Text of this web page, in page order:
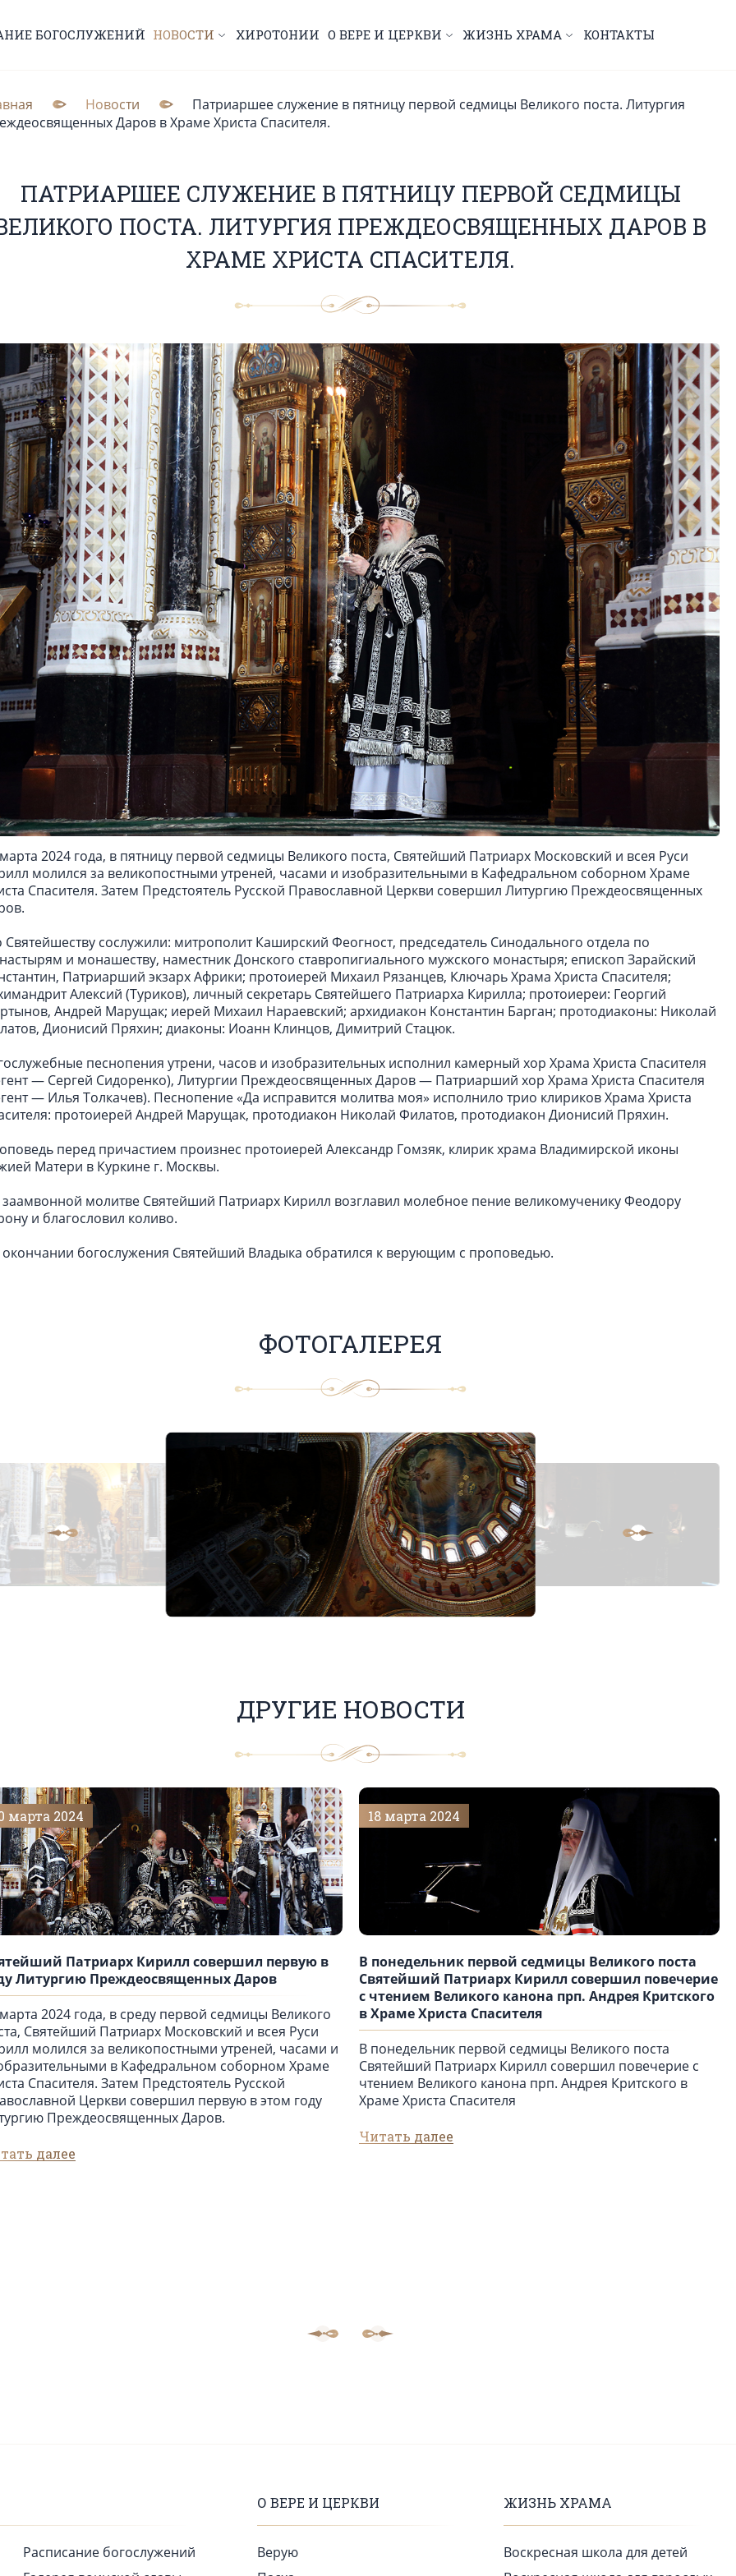
БОГОСЛУЖЕНИЙ НОВОСТИ ХИРОТОНИИ О ВЕРЕ И ЦЕРКВИ ЖИЗНЬ ХРАМА КОНТАКТЫ
Новости
Патриаршее служение в пятницу первой седмицы Великого поста. Литургия
Даров в Храме Христа Спасителя.
ПАТРИАРШЕЕ СЛУЖЕНИЕ В ПЯТНИЦУ ПЕРВОЙ СЕДМИЦЫ
ПОСТА. ЛИТУРГИЯ ПРЕЖДЕОСВЯЩЕННЫХ ДАРОВ В
ХРАМЕ ХРИСТА СПАСИТЕЛЯ.
2024 года, в пятницу первой седмицы Великого поста, Святейший Патриарх Московский и всея Руси
молился за великопостными утреней, часами и изобразительными в Кафедральном соборном Храме
Спасителя. Затем Предстоятель Русской Православной Церкви совершил Литургию Преждеосвященных
Святейшеству сослужили: митрополит Каширский Феогност, председатель Синодального отдела по
и монашеству, наместник Донского ставропигиального мужского монастыря; епископ Зарайский
Патриарший экзарх Африки; протоиерей Михаил Рязанцев, Ключарь Храма Христа Спасителя;
Алексий (Туриков), личный секретарь Святейшего Патриарха Кирилла; протоиереи: Георгий
Андрей Марущак; иерей Михаил Нараевский; архидиакон Константин Барган; протодиаконы: Николай
Дионисий Пряхин; диаконы: Иоанн Клинцов, Димитрий Стацюк.
песнопения утрени, часов и изобразительных исполнил камерный хор Храма Христа Спасителя
— Сергей Сидоренко), Литургии Преждеосвященных Даров — Патриарший хор Храма Христа Спасителя
— Илья Толкачев). Песнопение «Да исправится молитва моя» исполнило трио клириков Храма Христа
протоиерей Андрей Марущак, протодиакон Николай Филатов, протодиакон Дионисий Пряхин.
перед причастием произнес протоиерей Александр Гомзяк, клирик храма Владимирской иконы
Матери в Куркине г. Москвы.
молитве Святейший Патриарх Кирилл возглавил молебное пение великомученику Феодору
и благословил коливо.
богослужения Святейший Владыка обратился к верующим с проповедью.
ФОТОГАЛЕРЕЯ
ДРУГИЕ НОВОСТИ
марта 2024
Патриарх Кирилл совершил первую в
Литургию Преждеосвященных Даров
2024 года, в среду первой седмицы Великого
Святейший Патриарх Московский и всея Руси
молился за великопостными утреней, часами и
в Кафедральном соборном Храме
Спасителя. Затем Предстоятель Русской
Церкви совершил первую в этом году
Преждеосвященных Даров.
далее
18 марта 2024
В понедельник первой седмицы Великого поста
Святейший Патриарх Кирилл совершил повечерие
с чтением Великого канона прп. Андрея Критского
в Храме Христа Спасителя
В понедельник первой седмицы Великого поста
Святейший Патриарх Кирилл совершил повечерие с
чтением Великого канона прп. Андрея Критского в
Храме Христа Спасителя
Читать далее
Расписание богослужений
О ВЕРЕ И ЦЕРКВИ
Верую
ЖИЗНЬ ХРАМА
Воскресная школа для детей